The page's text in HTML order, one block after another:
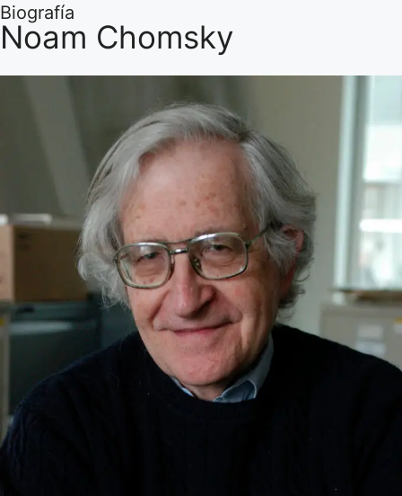
Biografía
Noam Chomsky